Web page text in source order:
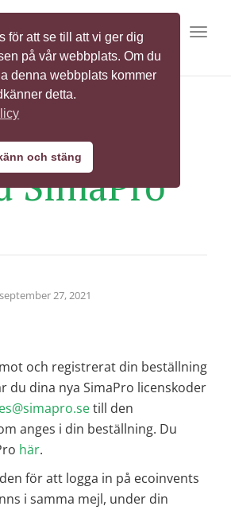
igång
SimaPro
september 27, 2021
och registrerat din beställning
du dina nya SimaPro licenskoder
till den
anges i din beställning. Du
här.
för att logga in på ecoinvents
i samma mejl, under din
för att se till att vi ger dig
på vår webbplats. Om du
denna webbplats kommer
detta.
och stäng